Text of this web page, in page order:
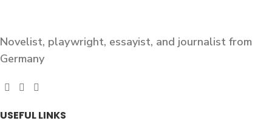
Novelist, playwright, essayist, and journalist from
Germany
USEFUL LINKS